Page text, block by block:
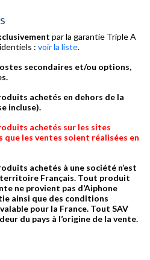
par la garantie Triple A
: voir la liste.
secondaires et/ou options,
achetés en dehors de la
incluse).
achetés sur les sites
les ventes soient réalisées en
achetés à une société n’est
territoire Français. Tout produit
ne provient pas d’Aiphone
ainsi que des conditions
pour la France. Tout SAV
du pays à l’origine de la vente.